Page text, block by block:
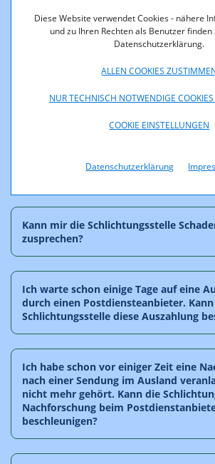
Diese Website verwendet Cookies - nähere
und zu Ihren Rechten als Benutzer
Datenschutzerklärung.
ALLEN COOKIES
NUR TECHNISCH NOTWENDIGE COOKIES
COOKIE EINSTELLUNGEN
Datenschutzerklärung
Ich möchte eine Forderung gegen einen
mich mit einer Forderung von der
Forderung für mich einbringen?
Schlichtungsverfahren nicht meinen
den Postdiensteanbieter als Gegner
Kann mir die Schlichtungsstelle
zusprechen?
Ich warte schon einige Tage auf eine
durch einen Postdiensteanbieter.
Schlichtungsstelle diese Auszahlung
Ich habe schon vor einiger Zeit eine
nach einer Sendung im Ausland
nicht mehr gehört. Kann die
Nachforschung beim
beschleunigen?